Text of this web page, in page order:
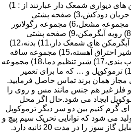
قطعات ساختمان آب گرم کن های دیواری شمعک دار عبارتند از : 1)
کلاهک تعدیل،2) کلاهک تعدیل جریان دودکش،3) صفحه پشتی
آبگرمکن،4) مبدل گرمایی،5) مجموعه مشعل،6) مجموعه رگولاتور
گاز،7) مجموعه رگولاتور آب،8) رویه آبگرمکن،9) صفحه پشتی
آبگرمکن،10) رگولاتور آب در آبگرمکن های شمعک دار،11) بدنه،12)
قاب برنجی،13) شیپوره،14) شیر احتراق آهسته،15) مجموعه ساقه
سوپاپ،16) مجموعه مغزی آب بندی،17) شیر تنظیم دما،18) مجموعه
دیافگرام و میل سوپاپ آب 19) ترموکوپل و … که ما برای تعمیر
مجاز همان برند تماس حاصل فرمایید.
فلز غیر هم جنس مانند مس و روی را
ایجاد می شود.حال اگر محل
گرم کنیم بین دو سر دیگر ترموکوپل
ولت تولید می شود که توانایی تحریک سیم پیچ و
را در مدت 20 ثانیه دارد.